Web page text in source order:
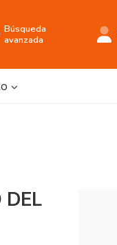
Búsqueda
avanzada
DEL